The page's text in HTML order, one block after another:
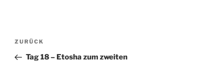
Beitragsnavigation
Vorheriger
Beitrag
ZURÜCK
Tag 18 – Etosha zum zweiten